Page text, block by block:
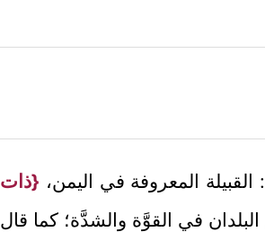
: القبيلة المعروفة في اليمن، {ذات
في القوَّة والشدَّة؛ كما قال